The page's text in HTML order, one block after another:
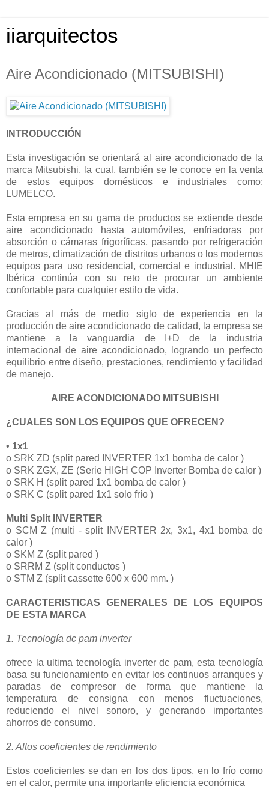
iiarquitectos
Aire Acondicionado (MITSUBISHI)
INTRODUCCIÓN
Esta investigación se orientará al aire acondicionado de la
marca Mitsubishi, la cual, también se le conoce en la venta
de estos equipos domésticos e industriales como:
LUMELCO.
Esta empresa en su gama de productos se extiende desde
aire acondicionado hasta automóviles, enfriadoras por
absorción o cámaras frigoríficas, pasando por refrigeración
de metros, climatización de distritos urbanos o los modernos
equipos para uso residencial, comercial e industrial. MHIE
Ibérica continúa con su reto de procurar un ambiente
confortable para cualquier estilo de vida.
Gracias al más de medio siglo de experiencia en la
producción de aire acondicionado de calidad, la empresa se
mantiene a la vanguardia de I+D de la industria
internacional de aire acondicionado, logrando un perfecto
equilibrio entre diseño, prestaciones, rendimiento y facilidad
de manejo.
AIRE ACONDICIONADO MITSUBISHI
¿CUALES SON LOS EQUIPOS QUE OFRECEN?
• 1x1
o SRK ZD (split pared INVERTER 1x1 bomba de calor )
o SRK ZGX, ZE (Serie HIGH COP Inverter Bomba de calor )
o SRK H (split pared 1x1 bomba de calor )
o SRK C (split pared 1x1 solo frío )
Multi Split INVERTER
o SCM Z (multi - split INVERTER 2x, 3x1, 4x1 bomba de
calor )
o SKM Z (split pared )
o SRRM Z (split conductos )
o STM Z (split cassette 600 x 600 mm. )
CARACTERISTICAS GENERALES DE LOS EQUIPOS
DE ESTA MARCA
1. Tecnología dc pam inverter
ofrece la ultima tecnología inverter dc pam, esta tecnología
basa su funcionamiento en evitar los continuos arranques y
paradas de compresor de forma que mantiene la
temperatura de consigna con menos fluctuaciones,
reduciendo el nivel sonoro, y generando importantes
ahorros de consumo.
2. Altos coeficientes de rendimiento
Estos coeficientes se dan en los dos tipos, en lo frío como
en el calor, permite una importante eficiencia económica